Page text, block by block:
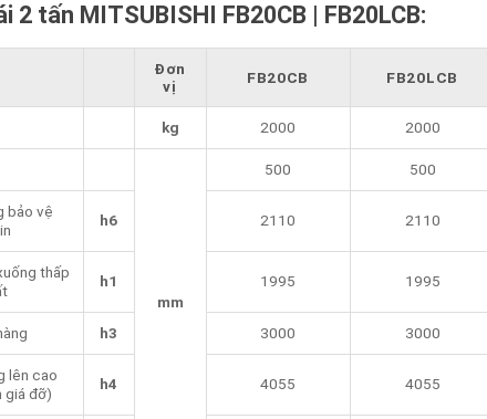
tấn MITSUBISHI FB20CB | FB20LCB:
Đơn
vị
FB20CB FB20LCB
kg 2000 2000
mm
500 500
bảo vệ
h6 2110 2110
thấp
h1 1995 1995
h3 3000 3000
lên cao
giá đỡ)
h4 4055 4055